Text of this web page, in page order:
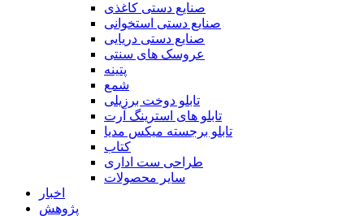
صنایع دستی کاغذی
صنایع دستی استخوانی
صنایع دستی دریایی
عروسک های سنتی
پتینه
شمع
تابلو دوخت برزیلی
تابلو های استرینگ آرت
تابلو برجسته میکس مدیا
کتاب
طراحی ست اداری
سایر محصولات
اخبار
پژوهش